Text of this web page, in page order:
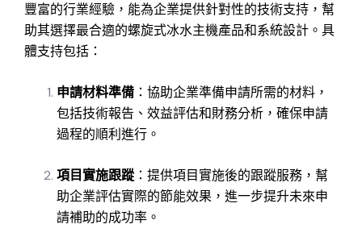
豐富的行業經驗，能為企業提供針對性的技術支持，幫
助其選擇最合適的螺旋式冰水主機產品和系統設計。具
體支持包括：
申請材料準備 ：協助企業準備申請所需的材料，
包括技術報告、效益評估和財務分析，確保申請
過程的順利進行。
項目實施跟蹤：提供項目實施後的跟蹤服務，幫
助企業評估實際的節能效果，進一步提升未來申
請補助的成功率。